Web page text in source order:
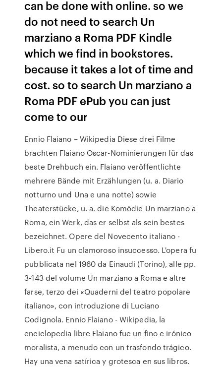
can be done with online. so we
do not need to search Un
marziano a Roma PDF Kindle
which we find in bookstores.
because it takes a lot of time and
cost. so to search Un marziano a
Roma PDF ePub you can just
come to our
Ennio Flaiano – Wikipedia Diese drei Filme
brachten Flaiano Oscar-Nominierungen für das
beste Drehbuch ein. Flaiano veröffentlichte
mehrere Bände mit Erzählungen (u. a. Diario
notturno und Una e una notte) sowie
Theaterstücke, u. a. die Komödie Un marziano a
Roma, ein Werk, das er selbst als sein bestes
bezeichnet. Opere del Novecento italiano -
Libero.it Fu un clamoroso insuccesso. L'opera fu
pubblicata nel 1960 da Einaudi (Torino), alle pp.
3-143 del volume Un marziano a Roma e altre
farse, terzo dei «Quaderni del teatro popolare
italiano», con introduzione di Luciano
Codignola. Ennio Flaiano - Wikipedia, la
enciclopedia libre Flaiano fue un fino e irónico
moralista, a menudo con un trasfondo trágico.
Hay una vena satírica y grotesca en sus libros.